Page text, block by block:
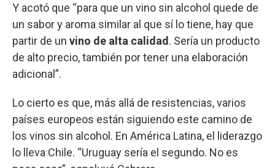
Y acotó que “para que un vino sin alcohol quede de
un sabor y aroma similar al que sí lo tiene, hay que
partir de un vino de alta calidad . Sería un producto
de alto precio, también por tener una elaboración
adicional”.
Lo cierto es que, más allá de resistencias, varios
países europeos están siguiendo este camino de
los vinos sin alcohol. En América Latina, el liderazgo
lo lleva Chile. “Uruguay sería el segundo. No es